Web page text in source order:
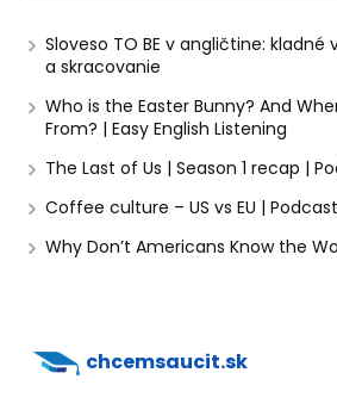
Sloveso TO BE v angličtine: kladné
a skracovanie
Who is the Easter Bunny? And
From? | Easy English Listening
The Last of Us | Season 1 recap |
Coffee culture – US vs EU | Podcast
Why Don’t Americans Know the
chcemsaucit.sk